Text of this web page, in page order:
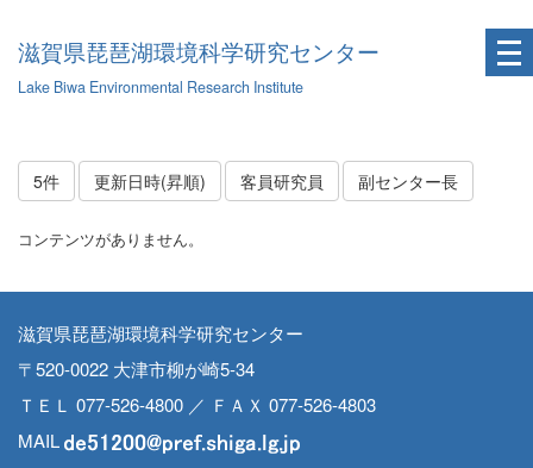
滋賀県琵琶湖環境科学研究センター
Lake Biwa Environmental Research Institute
5件 更新日時(昇順) 客員研究員 副センター長
コンテンツがありません。
滋賀県琵琶湖環境科学研究センター
〒520-0022 大津市柳が崎5-34
ＴＥＬ 077-526-4800 ／ ＦＡＸ 077-526-4803
MAIL